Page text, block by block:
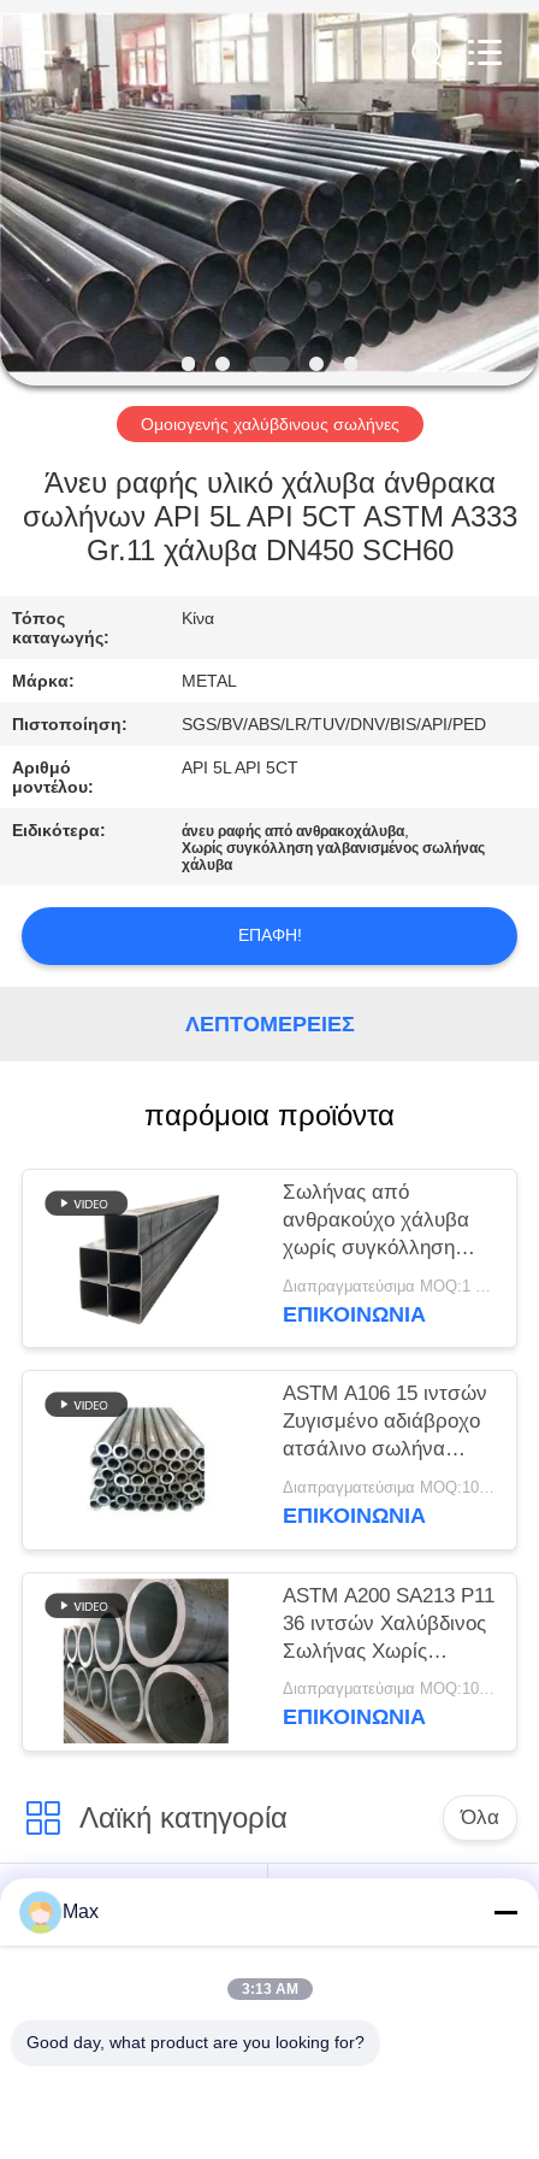
ΣΠΊΤΙ
ΠΡΟΪΌΝΤΑ
ΠΕΡΊΠΟΥ
ΕΜΕΊΣ
ΓΎΡΟΣ
ΕΡΓΟΣΤΑΣΊΩΝ
ΠΟΙΟΤΙΚΌΣ
ΈΛΕΓΧΟΣ
ΜΑΣ
ΕΛΆΤΕ
ΕΠΑΦΉ
ΜΕ
ΠΕΡΙΠΤΏΣΕΙΣ
CHINA.
All
Rights
Reserved.
Ομοιογενής χαλύβδινους σωλήνες
Άνευ ραφής υλικό χάλυβα άνθρακα
σωλήνων API 5L API 5CT ASTM A333
Gr.11 χάλυβα DN450 SCH60
Τόπος
καταγωγής:
Κίνα
Μάρκα: METAL
Πιστοποίηση: SGS/BV/ABS/LR/TUV/DNV/BIS/API/PED
Αριθμό
μοντέλου:
API 5L API 5CT
Ειδικότερα: άνευ ραφής από ανθρακοχάλυβα,
Χωρίς συγκόλληση γαλβανισμένος σωλήνας
χάλυβα
ΕΠΑΦΉ!
ΛΕΠΤΟΜΈΡΕΙΕΣ
παρόμοια προϊόντα
Σωλήνας από
ανθρακούχο χάλυβα
χωρίς συγκόλληση
TOBO ASTM/ASME –
Μεγάλης διαμέτρου &
Αγωγούς
Διαπραγματεύσιμα MOQ:1 τεμ
ΕΠΙΚΟΙΝΩΝΊΑ
ASTM A106 15 ιντσών
Ζυγισμένο αδιάβροχο
ατσάλινο σωλήνα
SCH20 Υψηλή αντοχή Διαπραγματεύσιμα MOQ:10 τεμ
ΕΠΙΚΟΙΝΩΝΊΑ
ASTM A200 SA213 P11
36 ιντσών Χαλύβδινος
Σωλήνας Χωρίς
Συγκόλληση
Γαλβανισμένος SCH40
Διαπραγματεύσιμα MOQ:10 τεμ
ΕΠΙΚΟΙΝΩΝΊΑ
Λαϊκή κατηγορία Όλα
Σωλήνας κραμάτων
νικελίου
ανοξείδωτου
σωλήνας
ντυμένος σωλήνας
Max
3:13 AM
Good day, what product are you looking for?